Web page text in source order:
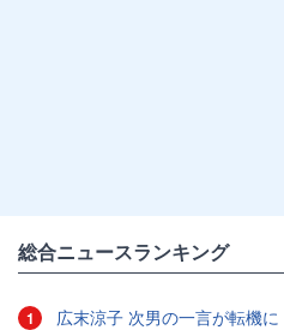
総合ニュースランキング
1 広末涼子 次男の一言が転機に